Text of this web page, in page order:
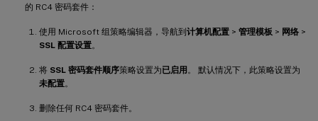
的 RC4 密码套件：
使用 Microsoft 组策略编辑器，导航到 计算机配置 > 管理模板 > 网络 >
SSL 配置设置。
将 SSL 密码套件顺序策略设置为已启用 。 默认情况下，此策略设置为
未配置。
删除任何 RC4 密码套件。